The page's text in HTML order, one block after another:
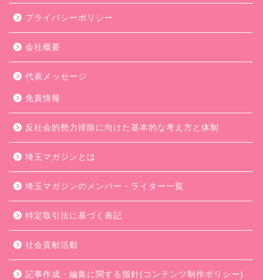
プライバシーポリシー
会社概要
代表メッセージ
免責情報
反社会的勢力排除に向けた基本的な考え方と体制
埼玉マガジンとは
埼玉マガジンのメンバー・ライター一覧
特定取引法に基づく表記
社会貢献活動
記事作成・編集に関する指針(コンテンツ制作ポリシー)